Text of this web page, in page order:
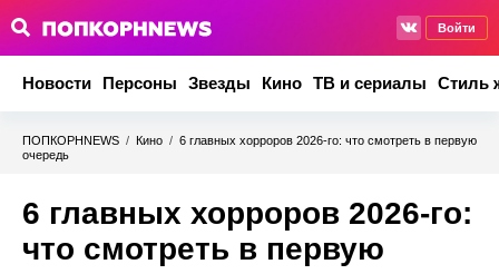
Войти
Новости Персоны Звезды Кино ТВ и сериалы Стиль
ПОПКОРНNEWS / Кино / 6 главных хорроров 2026-го: что смотреть в первую
очередь
6 главных хорроров 2026-го:
что смотреть в первую